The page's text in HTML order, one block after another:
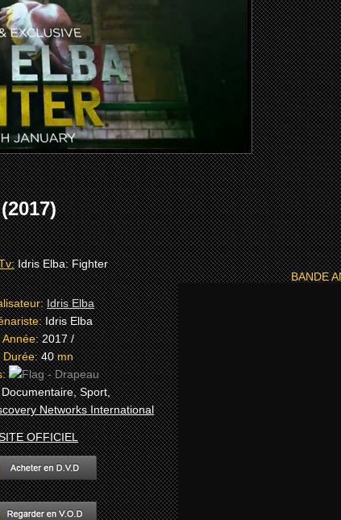
Idris Elba: Fighter
Idris Elba
Idris Elba
Année:2017 /
Durée:40mn
Documentaire, Sport,
Networks International
OFFICIEL
BANDE